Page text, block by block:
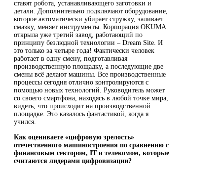
ставят робота, устанавливающего заготовки и
детали. Дополнительно подключают оборудование,
которое автоматически убирает стружку, заливает
смазку, меняет инструменты. Корпорация OKUMA
открыла уже третий завод, работающий по
принципу безлюдной технологии – Dream Site. И
это только за четыре года! Фактически человек
работает в одну смену, подготавливая
производственную площадку, а последующие две
смены всё делают машины. Все производственные
процессы сегодня отлично контролируются с
помощью новых технологий. Руководитель может
со своего смартфона, находясь в любой точке мира,
видеть, что происходит на производственной
площадке. Это казалось фантастикой, когда я
учился.
Как оцениваете «цифровую зрелость»
отечественного машиностроения по сравнению с
финансовым сектором, IT и телекомом, которые
считаются лидерами цифровизации?